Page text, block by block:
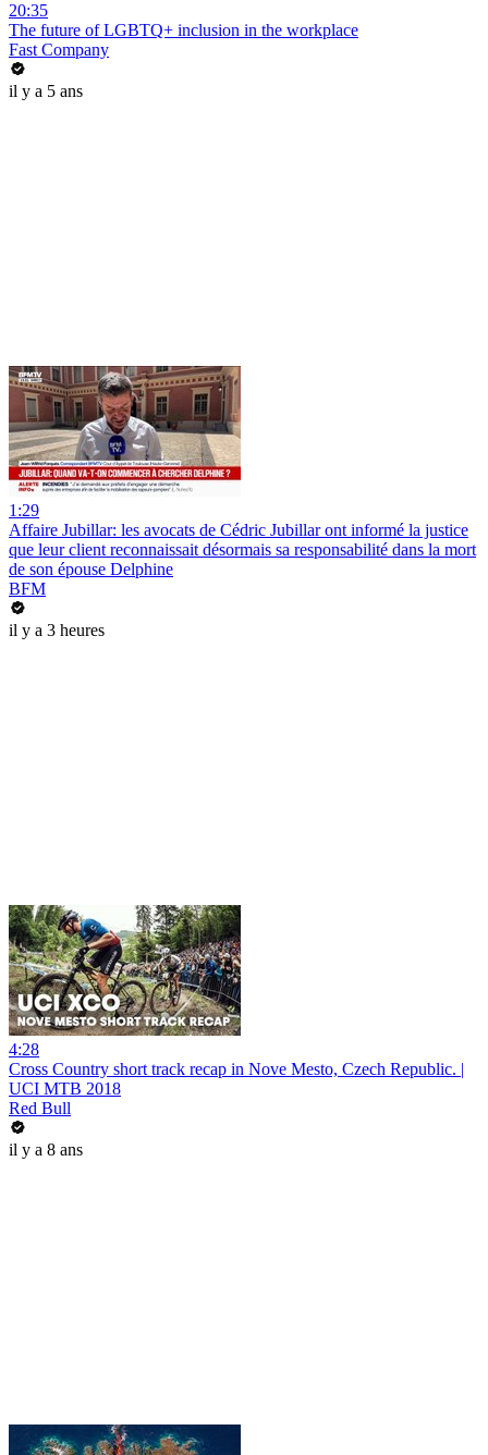
20:35
The future of LGBTQ+ inclusion in the workplace
Fast Company
il y a 5 ans
1:29
Affaire Jubillar: les avocats de Cédric Jubillar ont informé la justice
que leur client reconnaissait désormais sa responsabilité dans la mort
de son épouse Delphine
BFM
il y a 3 heures
4:28
Cross Country short track recap in Nove Mesto, Czech Republic. |
UCI MTB 2018
Red Bull
il y a 8 ans